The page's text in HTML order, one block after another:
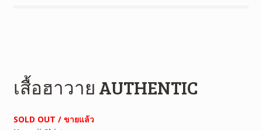
เสื้อฮาวาย AUTHENTIC
SOLD OUT / ขายแล้ว